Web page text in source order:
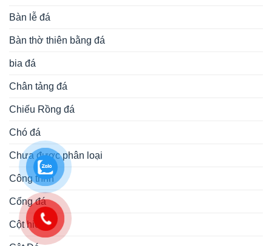
Bàn lễ đá
Bàn thờ thiên bằng đá
bia đá
Chân tảng đá
Chiếu Rồng đá
Chó đá
Chưa được phân loại
Công trình
Cổng đá
Cột hiên